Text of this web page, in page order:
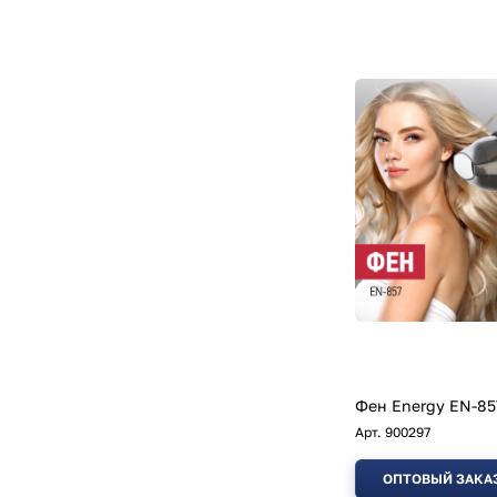
Фен Energy EN-
Арт. 900297
ОПТОВЫЙ